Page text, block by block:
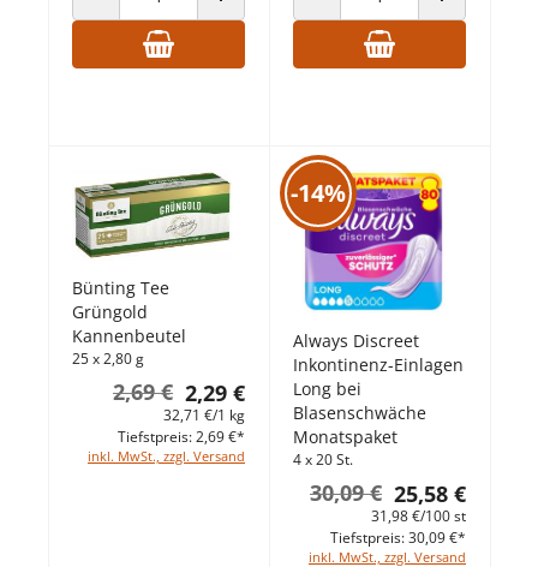
ANZAHL VERRINGERNANZAHL ERHÖHENANZAHL VERRINGERNANZAHL
Bünting Tee
Grüngold
Kannenbeutel
25 x 2,80 g
2,29 €
2,69 €
32,71 €/1 kg
inkl. MwSt., zzgl. Versand
Tiefstpreis: 2,69 €*
-14%
Always Discreet
Inkontinenz-Einlagen
Long bei
Blasenschwäche
Monatspaket
4 x 20 St.
25,58 €
30,09 €
31,98 €/100 st
inkl. MwSt., zzgl. Versand
Tiefstpreis: 30,09 €*